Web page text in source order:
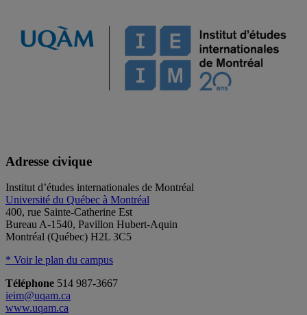
Adresse civique
Institut d’études internationales de Montréal
Université du Québec à Montréal
400, rue Sainte-Catherine Est
Bureau A-1540, Pavillon Hubert-Aquin
Montréal (Québec) H2L 3C5
* Voir le plan du campus
Téléphone 514 987-3667
ieim@uqam.ca
www.uqam.ca